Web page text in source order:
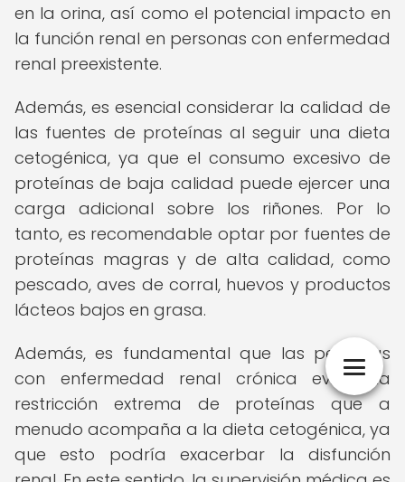
en la orina, así como el potencial impacto en
la función renal en personas con enfermedad
renal preexistente.
Además, es esencial considerar la calidad de
las fuentes de proteínas al seguir una dieta
cetogénica, ya que el consumo excesivo de
proteínas de baja calidad puede ejercer una
carga adicional sobre los riñones. Por lo
tanto, es recomendable optar por fuentes de
proteínas magras y de alta calidad, como
pescado, aves de corral, huevos y productos
lácteos bajos en grasa.
Además, es fundamental que las personas
con enfermedad renal crónica eviten la
restricción extrema de proteínas que a
menudo acompaña a la dieta cetogénica, ya
que esto podría exacerbar la disfunción